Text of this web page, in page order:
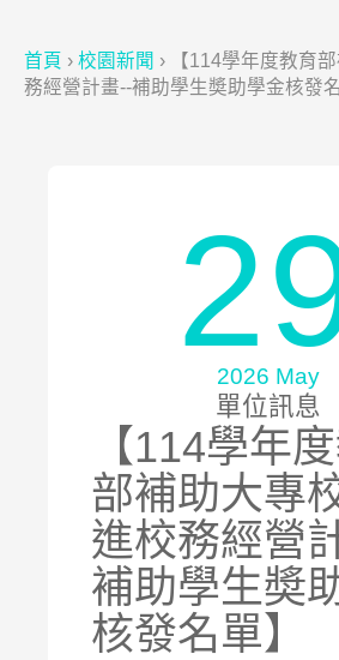
首頁 › 校園新聞 ›
【114學年度教育
務經營計畫--補助學生奬助學金核發名
2026 May
單位訊息
【114學年
部補助大專
進校務經營
補助學生奬
核發名單】